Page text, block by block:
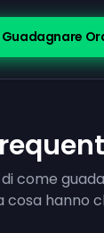
Guadagnare
come
cosa hanno